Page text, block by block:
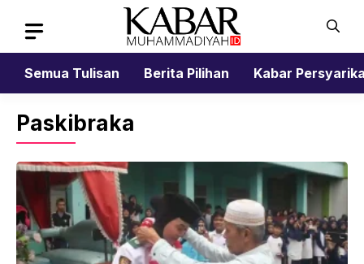
content
Semua Tulisan
Berita Pilihan Kabar
Paskibraka